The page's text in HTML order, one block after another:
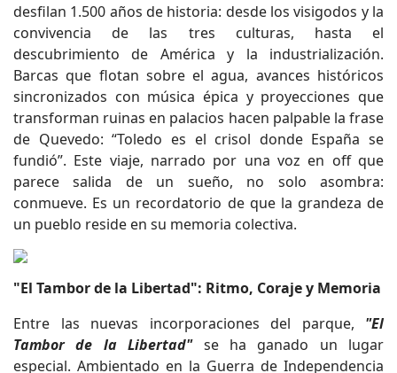
desfilan 1.500 años de historia: desde los visigodos y la
convivencia de las tres culturas, hasta el
descubrimiento de América y la industrialización.
Barcas que flotan sobre el agua, avances históricos
sincronizados con música épica y proyecciones que
transforman ruinas en palacios hacen palpable la frase
de Quevedo: “Toledo es el crisol donde España se
fundió”. Este viaje, narrado por una voz en off que
parece salida de un sueño, no solo asombra:
conmueve. Es un recordatorio de que la grandeza de
un pueblo reside en su memoria colectiva.
"El Tambor de la Libertad": Ritmo, Coraje y Memoria
Entre las nuevas incorporaciones del parque, "El
Tambor de la Libertad"se ha ganado un lugar
especial. Ambientado en la Guerra de Independencia